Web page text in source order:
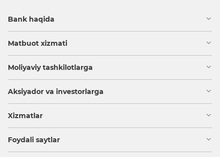
Bank haqida
Matbuot xizmati
Moliyaviy tashkilotlarga
Aksiyador va investorlarga
Xizmatlar
Foydali saytlar